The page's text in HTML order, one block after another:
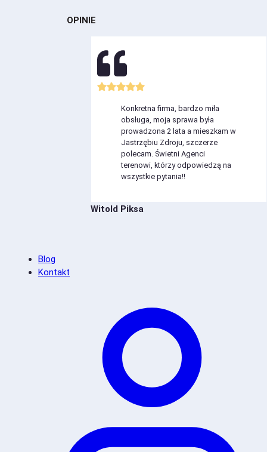
OPINIE
Konkretna firma, bardzo miła
obsługa, moja sprawa była
prowadzona 2 lata a mieszkam w
Jastrzębiu Zdroju, szczerze
polecam. Świetni Agenci
terenowi, którzy odpowiedzą na
wszystkie pytania!!
Witold Piksa
Blog
Kontakt